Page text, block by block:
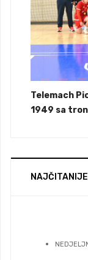
Telemach
1949 sa
NAJČITANIJE